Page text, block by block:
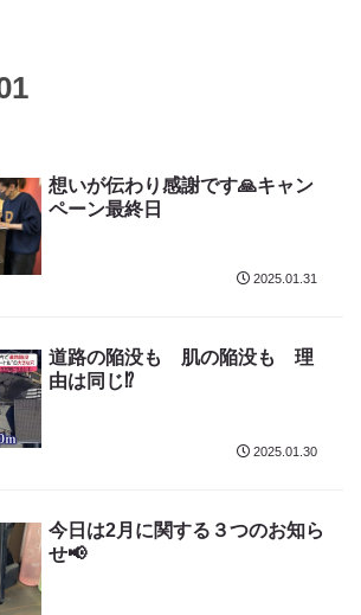
想いが伝わり感謝です🙏キャン
ペーン最終日
2025.01.31
道路の陥没も 肌の陥没も 理
由は同じ⁉️
2025.01.30
今日は2月に関する３つのお知ら
せ📢